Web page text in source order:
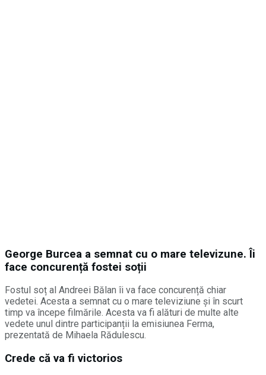
George Burcea a semnat cu o mare televizune. Îi
face concurență fostei soții
Fostul soț al Andreei Bălan îi va face concurență chiar
vedetei. Acesta a semnat cu o mare televiziune și în scurt
timp va începe filmările. Acesta va fi alături de multe alte
vedete unul dintre participanții la emisiunea Ferma,
prezentată de Mihaela Rădulescu.
Crede că va fi victorios